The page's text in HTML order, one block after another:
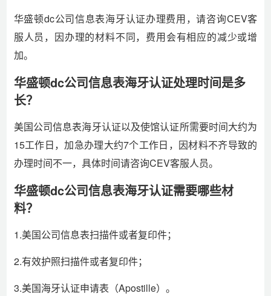
华盛顿dc公司信息表海牙认证办理费用，请咨询CEV客
服人员，因办理的材料不同，费用会有相应的减少或增
加。
华盛顿dc公司信息表海牙认证处理时间是多
长？
美国公司信息表海牙认证以及使馆认证所需要时间大约为
15工作日，加急办理大约7个工作日，因材料不齐导致的
办理时间不一，具体时间请咨询CEV客服人员。
华盛顿dc公司信息表海牙认证需要哪些材
料？
1.美国公司信息表扫描件或者复印件；
2.有效护照扫描件或者复印件；
3.美国海牙认证申请表（Apostille）。